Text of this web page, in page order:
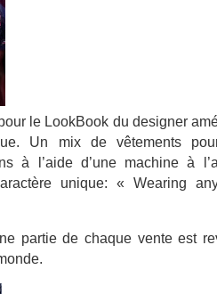
le LookBook du designer
Un mix de vêtements
à l’aide d’une machine à
unique: « Wearing
partie de chaque vente est